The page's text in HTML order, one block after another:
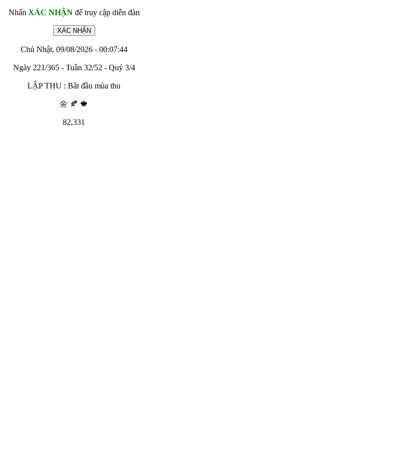
Nhấn XÁC NHẬNđể truy cập diễn đàn
Chủ Nhật, 09/08/2026 - 00:07:44
Ngày 221/365 - Tuần 32/52 - Quý 3/4
LẬP THU : Bắt đầu mùa thu
🌼 🍂 🍁
82,331